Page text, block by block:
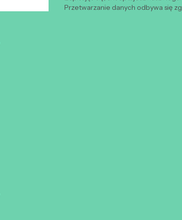
Przetwarzanie danych odbywa się